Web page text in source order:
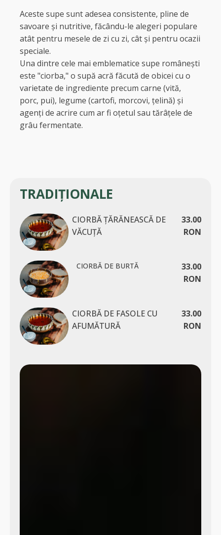
Aceste supe sunt adesea consistente, pline de
savoare și nutritive, făcându-le alegeri populare
atât pentru mesele de zi cu zi, cât și pentru ocazii
speciale.
Una dintre cele mai emblematice supe românești
este "ciorba," o supă acră făcută de obicei cu o
varietate de ingrediente precum carne (vită,
porc, pui), legume (cartofi, morcovi, țelină) și
agenți de acrire cum ar fi oțetul sau tărâțele de
grâu fermentate.
TRADIȚIONALE
CIORBĂ ȚĂRĂNEASCĂ DE
VĂCUȚĂ
33.00
RON
CIORBĂ DE BURTĂ
33.00
RON
CIORBĂ DE FASOLE CU
AFUMĂTURĂ
33.00
RON